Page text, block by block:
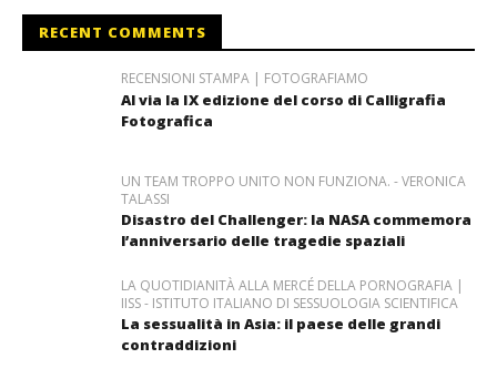
RECENT COMMENTS
RECENSIONI STAMPA | FOTOGRAFIAMO
Al via la IX edizione del corso di Calligrafia
Fotografica
UN TEAM TROPPO UNITO NON FUNZIONA. - VERONICA
TALASSI
Disastro del Challenger: la NASA commemora
l’anniversario delle tragedie spaziali
LA QUOTIDIANITÀ ALLA MERCÉ DELLA PORNOGRAFIA |
IISS - ISTITUTO ITALIANO DI SESSUOLOGIA SCIENTIFICA
La sessualità in Asia: il paese delle grandi
contraddizioni